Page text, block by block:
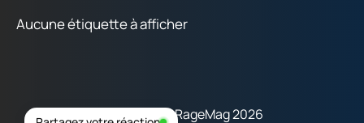
Aucune étiquette à afficher
Copyright © RageMag 2026